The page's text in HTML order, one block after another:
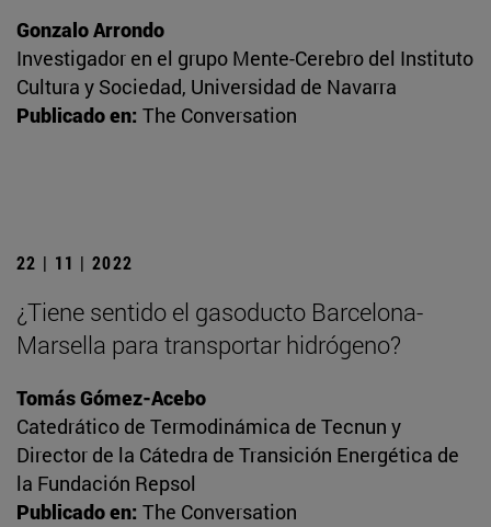
Gonzalo Arrondo
Investigador en el grupo Mente-Cerebro del Instituto
Cultura y Sociedad, Universidad de Navarra
Publicado en: The Conversation
22 | 11 | 2022
¿Tiene sentido el gasoducto Barcelona-
Marsella para transportar hidrógeno?
Tomás Gómez-Acebo
Catedrático de Termodinámica de Tecnun y
Director de la Cátedra de Transición Energética de
la Fundación Repsol
Publicado en: The Conversation